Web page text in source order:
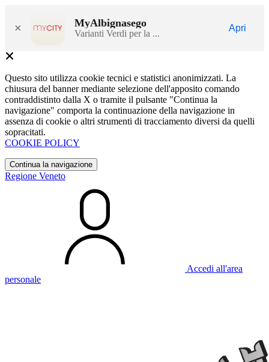
× MyAlbignasego
Varianti Verdi per la ...
Apri
Questo sito utilizza cookie tecnici e statistici anonimizzati. La
chiusura del banner mediante selezione dell'apposito comando
contraddistinto dalla X o tramite il pulsante "Continua la
navigazione" comporta la continuazione della navigazione in
assenza di cookie o altri strumenti di tracciamento diversi da quelli
sopracitati.
COOKIE POLICY
Continua la navigazione
Regione Veneto
Accedi all'area
personale